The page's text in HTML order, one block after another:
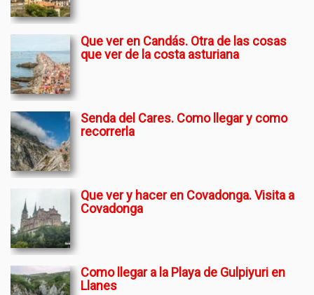
Que ver en Candás. Otra de las cosas
que ver de la costa asturiana
Senda del Cares. Como llegar y como
recorrerla
Que ver y hacer en Covadonga. Visita a
Covadonga
Como llegar a la Playa de Gulpiyuri en
Llanes